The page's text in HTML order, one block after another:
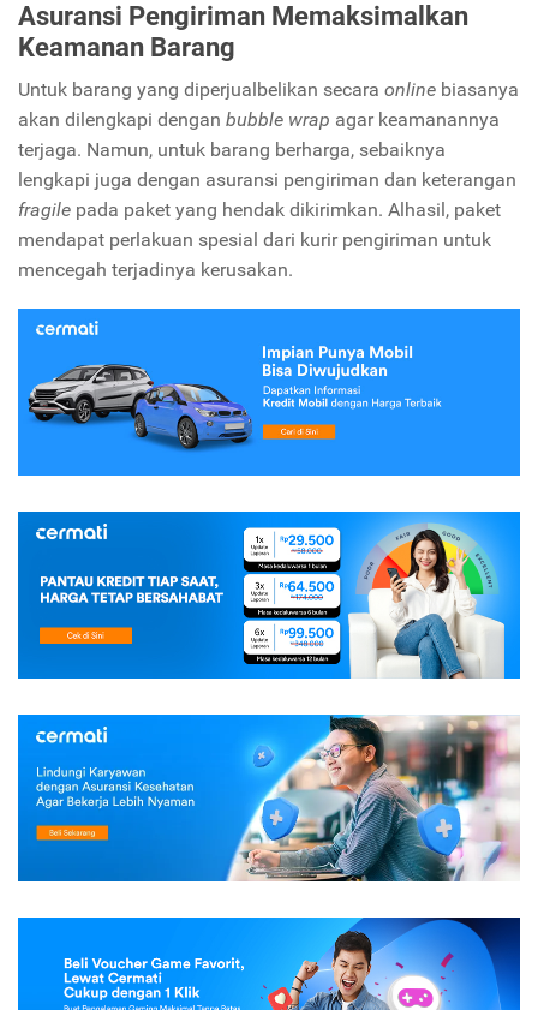
Asuransi Pengiriman Memaksimalkan
Keamanan Barang
Untuk barang yang diperjualbelikan secara online biasanya
akan dilengkapi dengan bubble wrap agar keamanannya
terjaga. Namun, untuk barang berharga, sebaiknya
lengkapi juga dengan asuransi pengiriman dan keterangan
fragile pada paket yang hendak dikirimkan. Alhasil, paket
mendapat perlakuan spesial dari kurir pengiriman untuk
mencegah terjadinya kerusakan.